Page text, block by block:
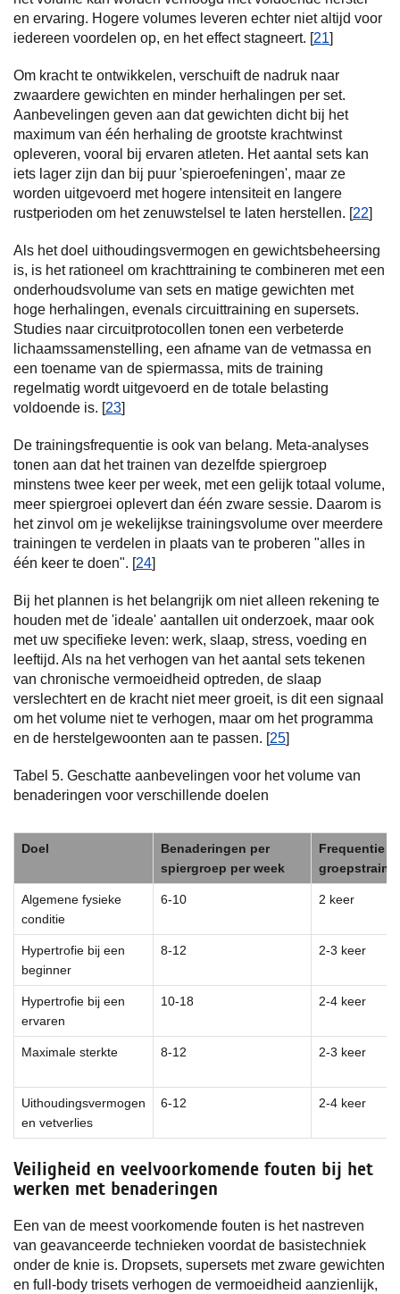
en ervaring. Hogere volumes leveren echter niet altijd voor
iedereen voordelen op, en het effect stagneert. [21]
Om kracht te ontwikkelen, verschuift de nadruk naar
zwaardere gewichten en minder herhalingen per set.
Aanbevelingen geven aan dat gewichten dicht bij het
maximum van één herhaling de grootste krachtwinst
opleveren, vooral bij ervaren atleten. Het aantal sets kan
iets lager zijn dan bij puur 'spieroefeningen', maar ze
worden uitgevoerd met hogere intensiteit en langere
rustperioden om het zenuwstelsel te laten herstellen. [22]
Als het doel uithoudingsvermogen en gewichtsbeheersing
is, is het rationeel om krachttraining te combineren met een
onderhoudsvolume van sets en matige gewichten met
hoge herhalingen, evenals circuittraining en supersets.
Studies naar circuitprotocollen tonen een verbeterde
lichaamssamenstelling, een afname van de vetmassa en
een toename van de spiermassa, mits de training
regelmatig wordt uitgevoerd en de totale belasting
voldoende is. [23]
De trainingsfrequentie is ook van belang. Meta-analyses
tonen aan dat het trainen van dezelfde spiergroep
minstens twee keer per week, met een gelijk totaal volume,
meer spiergroei oplevert dan één zware sessie. Daarom is
het zinvol om je wekelijkse trainingsvolume over meerdere
trainingen te verdelen in plaats van te proberen "alles in
één keer te doen". [24]
Bij het plannen is het belangrijk om niet alleen rekening te
houden met de 'ideale' aantallen uit onderzoek, maar ook
met uw specifieke leven: werk, slaap, stress, voeding en
leeftijd. Als na het verhogen van het aantal sets tekenen
van chronische vermoeidheid optreden, de slaap
verslechtert en de kracht niet meer groeit, is dit een signaal
om het volume niet te verhogen, maar om het programma
en de herstelgewoonten aan te passen. [25]
Tabel 5. Geschatte aanbevelingen voor het volume van
benaderingen voor verschillende doelen
Doel
Benaderingen per
spiergroep per week
Frequentie
Algemene fysieke
conditie
6-10 2 keer
Hypertrofie bij een
beginner
8-12 2-3 keer
Hypertrofie bij een
ervaren
10-18 2-4 keer
Maximale sterkte 8-12 2-3 keer
Uithoudingsvermogen
en vetverlies
6-12 2-4 keer
Veiligheid en veelvoorkomende fouten bij het
werken met benaderingen
Een van de meest voorkomende fouten is het nastreven
van geavanceerde technieken voordat de basistechniek
onder de knie is. Dropsets, supersets met zware gewichten
en full-body trisets verhogen de vermoeidheid aanzienlijk,